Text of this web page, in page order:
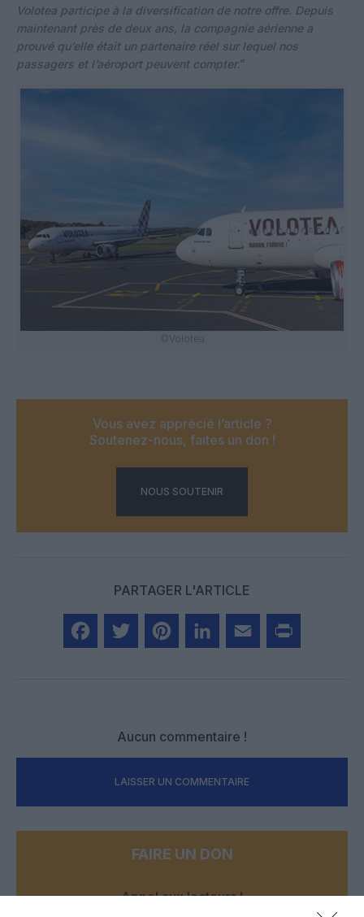
Volotea participe à la diversification de notre offre. Depuis
maintenant près de deux ans, la compagnie aérienne a
prouvé qu’elle était un partenaire réel sur lequel nos
passagers et l’aéroport peuvent compter.”
©Volotea
Vous avez apprécié l’article ?
Soutenez-nous, faites un don !
NOUS SOUTENIR
PARTAGER L'ARTICLE
Aucun commentaire !
LAISSER UN COMMENTAIRE
FAIRE UN DON
Appel aux lecteurs !